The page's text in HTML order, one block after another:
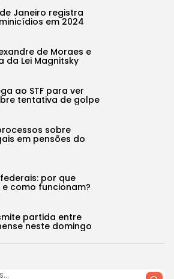
Janeiro registra
em 2024
de Moraes e
da Lei Magnitsky
ao STF para ver
tentativa de golpe
sobre
em pensões do
por que
como funcionam?
partida entre
neste domingo